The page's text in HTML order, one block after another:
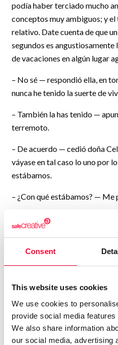
Consent
This website uses cookies
We use cookies to
provide social media
We also share information
our social media, advertising
podía haber terciado mucho
conceptos muy ambiguos; y
relativo. Date cuenta de que
segundos es angustiosamente
de vacaciones en algún lugar
– No sé — respondió ella, en
nunca he tenido la suerte de
– También la has tenido —
terremoto.
– De acuerdo — cedió doña
váyase en tal caso lo uno por
estábamos.
– ¿Con qué estábamos? — Me
– Con la fisioterapeuta
consultando la factura.
Registered at